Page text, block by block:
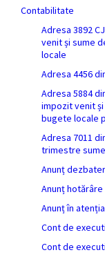
Contabilitate
Adresa 3892
venit și sume
locale
Adresa 4456
Adresa 5884
impozit venit
bugete locale
Adresa 7011
trimestre
Anunț
Anunț
Anunț în
Cont de
Cont de